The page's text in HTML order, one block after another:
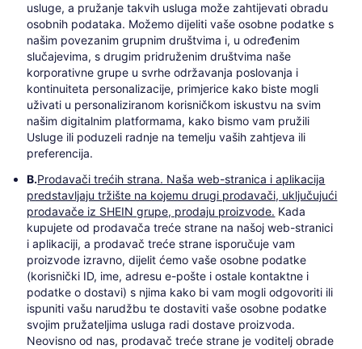
usluge, a pružanje takvih usluga može zahtijevati obradu
osobnih podataka. Možemo dijeliti vaše osobne podatke s
našim povezanim grupnim društvima i, u određenim
slučajevima, s drugim pridruženim društvima naše
korporativne grupe u svrhe održavanja poslovanja i
kontinuiteta personalizacije, primjerice kako biste mogli
uživati u personaliziranom korisničkom iskustvu na svim
našim digitalnim platformama, kako bismo vam pružili
Usluge ili poduzeli radnje na temelju vaših zahtjeva ili
preferencija.
B.Prodavači trećih strana. Naša web-stranica i aplikacija
predstavljaju tržište na kojemu drugi prodavači, uključujući
prodavače iz SHEIN grupe, prodaju proizvode. Kada
kupujete od prodavača treće strane na našoj web-stranici
i aplikaciji, a prodavač treće strane isporučuje vam
proizvode izravno, dijelit ćemo vaše osobne podatke
(korisnički ID, ime, adresu e-pošte i ostale kontaktne i
podatke o dostavi) s njima kako bi vam mogli odgovoriti ili
ispuniti vašu narudžbu te dostaviti vaše osobne podatke
svojim pružateljima usluga radi dostave proizvoda.
Neovisno od nas, prodavač treće strane je voditelj obrade